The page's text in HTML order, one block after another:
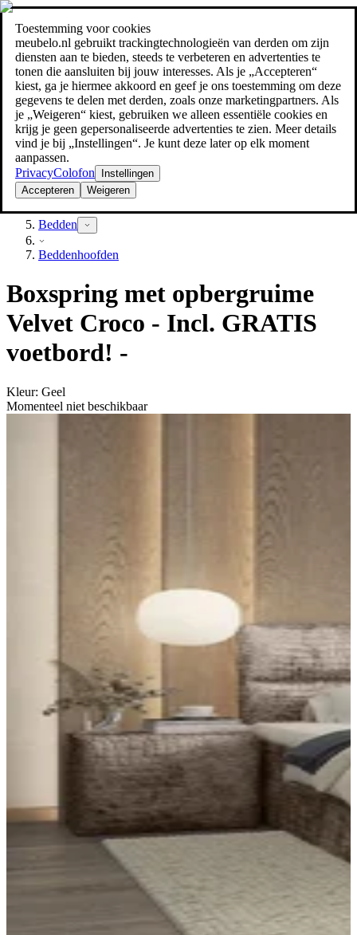
Toestemming voor cookies
meubelo.nl gebruikt trackingtechnologieën van derden om zijn
diensten aan te bieden, steeds te verbeteren en advertenties te
tonen die aansluiten bij jouw interesses. Als je „Accepteren“
kiest, ga je hiermee akkoord en geef je ons toestemming om deze
gegevens te delen met derden, zoals onze marketingpartners. Als
je „Weigeren“ kiest, gebruiken we alleen essentiële cookies en
krijg je geen gepersonaliseerde advertenties te zien. Meer details
vind je bij „Instellingen“. Je kunt deze later op elk moment
aanpassen.
PrivacyColofon
Instellingen
Accepteren
Weigeren
Zoeken
meubel jezelf de beste prijs!meubel jezelf de beste prijs!
Slaapkamer
Bedden
Beddenhoofden
Boxspring met opbergruime
Velvet Croco - Incl. GRATIS
voetbord! -
Kleur: Geel
Momenteel niet beschikbaar